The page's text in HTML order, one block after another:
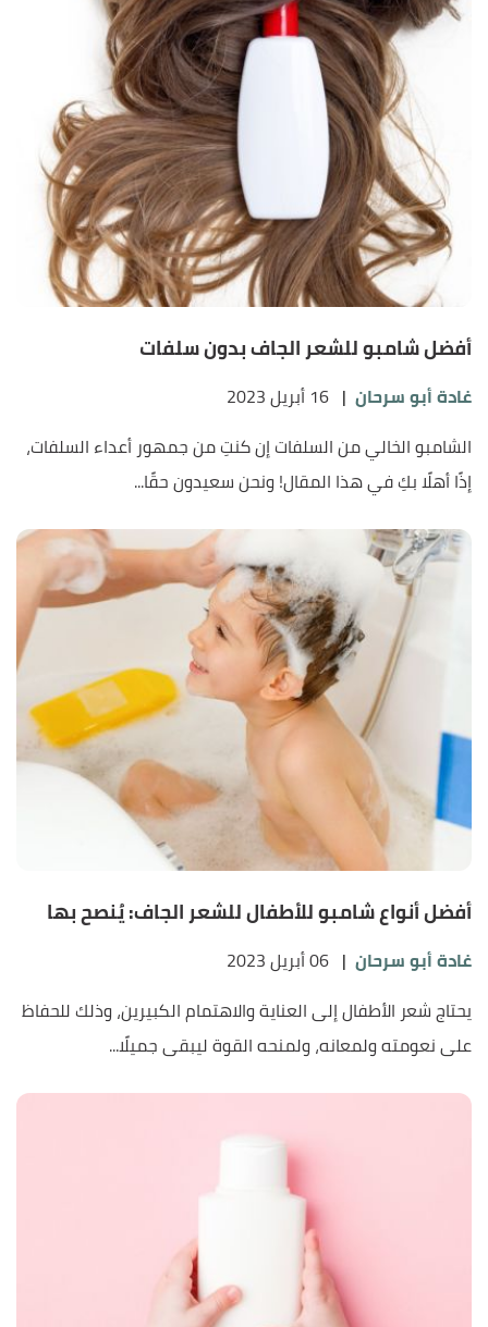
أفضل شامبو للشعر الجاف بدون سلفات
غادة أبو سرحان | 16 أبريل 2023
الشامبو الخالي من السلفات إن كنتِ من جمهور أعداء السلفات،
إذًا أهلًا بكِ في هذا المقال! ونحن سعيدون حقًا...
أفضل أنواع شامبو للأطفال للشعر الجاف: يُنصح بها
غادة أبو سرحان | 06 أبريل 2023
يحتاج شعر الأطفال إلى العناية والاهتمام الكبيرين، وذلك للحفاظ
على نعومته ولمعانه، ولمنحه القوة ليبقى جميلًا...